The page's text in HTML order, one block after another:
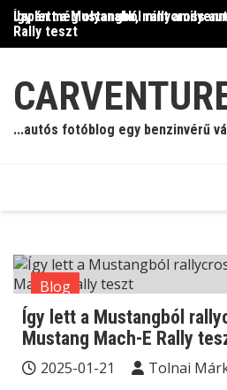
Skip
content
Így lett a Mustangból rallycross
Rally teszt
Japán még olyanabb, mint
...autós fotóblog egy benzinvérű
Blog
Így lett a Mustangból
Mustang Mach-E Rally
2025-01-21 Tolnai